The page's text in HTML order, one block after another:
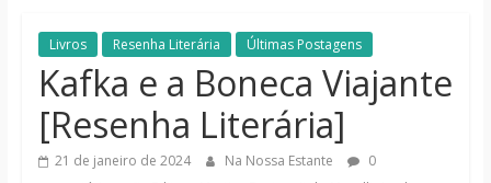
Críticas
livros,
filmes,
séries
Livros Resenha Literária Últimas Postagens
Kafka e a Boneca Viajante
[Resenha Literária]
21 de janeiro de 2024 Na Nossa Estante
0